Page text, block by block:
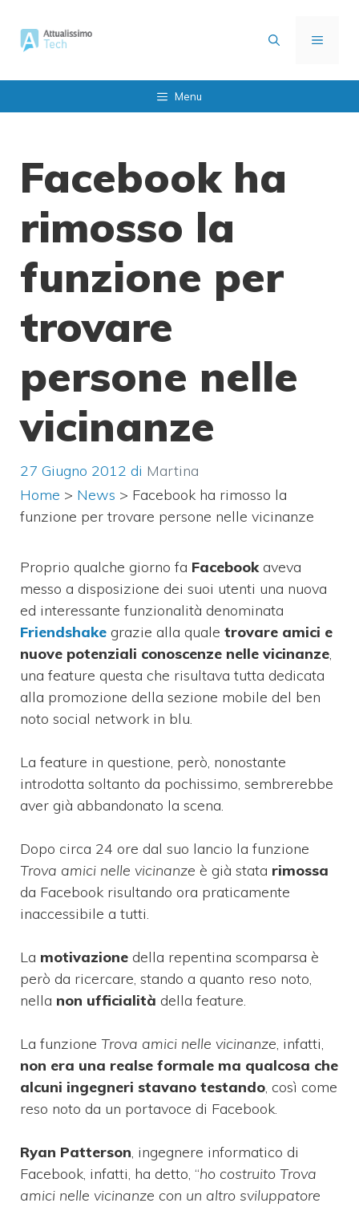
contenuto
MENU
Menu
Facebook ha
rimosso la
funzione per
trovare
persone nelle
vicinanze
27 Giugno 2012 di Martina
Home > News > Facebook ha rimosso la
funzione per trovare persone nelle vicinanze
Proprio qualche giorno fa Facebookaveva
messo a disposizione dei suoi utenti una nuova
ed interessante funzionalità denominata
Friendshake grazie alla quale trovare amici e
nuove potenziali conoscenze nelle vicinanze,
una feature questa che risultava tutta dedicata
alla promozione della sezione mobile del ben
noto social network in blu.
La feature in questione, però, nonostante
introdotta soltanto da pochissimo, sembrerebbe
aver già abbandonato la scena.
Dopo circa 24 ore dal suo lancio la funzione
Trova amici nelle vicinanze è già stata rimossa
da Facebook risultando ora praticamente
inaccessibile a tutti.
La motivazione della repentina scomparsa è
però da ricercare, stando a quanto reso noto,
nella non ufficialità della feature.
La funzione Trova amici nelle vicinanze, infatti,
non era una realse formale ma qualcosa che
alcuni ingegneri stavano testando, così come
reso noto da un portavoce di Facebook.
Ryan Patterson, ingegnere informatico di
Facebook, infatti, ha detto, “ho costruito Trova
amici nelle vicinanze con un altro sviluppatore